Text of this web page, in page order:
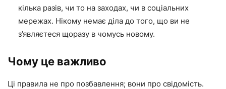
кілька разів, чи то на заходах, чи в соціальних
мережах. Нікому немає діла до того, що ви не
з’являєтеся щоразу в чомусь новому.
Чому це важливо
Ці правила не про позбавлення; вони про свідомість.